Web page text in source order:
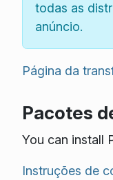
todas as
anúncio.
Página da
Pacotes
You can install
Instruções de